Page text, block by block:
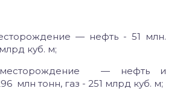
— нефть - 51 млн.
куб. м;
месторождение — нефть и
млн тонн, газ - 251 млрд куб. м;